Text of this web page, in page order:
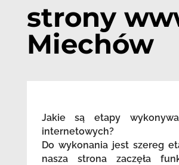
strony
Miechów
Jakie są etapy
internetowych?
Do wykonania jest szereg
nasza strona zaczęła